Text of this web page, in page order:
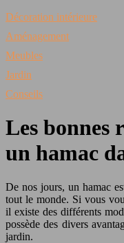
Décoration intérieure
Aménagement
Meubles
Jardin
Conseils
Les bonnes
un hamac
De nos jours, un hamac est de plus en plus utilisé et apprécier pour
tout le monde. Si vous
il existe des différents
possède des divers
jardin.